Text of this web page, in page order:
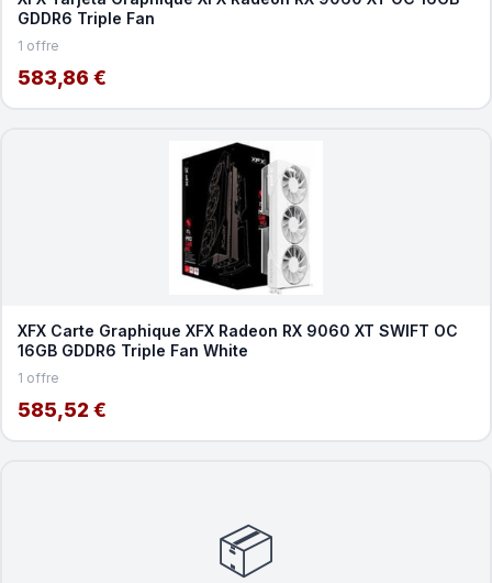
GDDR6 Triple Fan
1 offre
583,86 €
XFX Carte Graphique XFX Radeon RX 9060 XT SWIFT OC
16GB GDDR6 Triple Fan White
1 offre
585,52 €
📦